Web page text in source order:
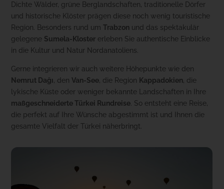
Dichte Wälder, grüne Berglandschaften, traditionelle Dörfer
und historische Klöster prägen diese noch wenig touristische
Region. Besonders rund umTrabzon und das spektakulär
gelegene Sumela-Kloster erleben Sie authentische Einblicke
in die Kultur und Natur Nordanatoliens.
Gerne integrieren wir auch weitere Höhepunkte wie den
Nemrut Dağı, denVan-See, die Region Kappadokien, die
lykische Küste oder weniger bekannte Landschaften in Ihre
maßgeschneiderte Türkei Rundreise . So entsteht eine Reise,
die perfekt auf Ihre Wünsche abgestimmt ist und Ihnen die
gesamte Vielfalt der Türkei näherbringt.